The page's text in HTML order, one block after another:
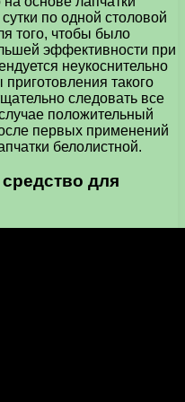
по одной столовой
того, чтобы было
эффективности при
неукоснительно
такого
следовать все
положительный
первых применений
белолистной.
для